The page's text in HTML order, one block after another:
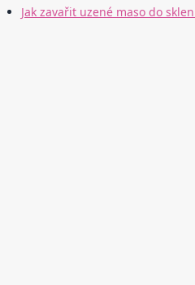
Jak zavařit uzené maso do